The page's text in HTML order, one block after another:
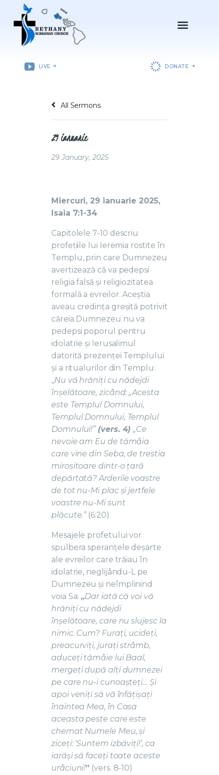
LIVE DONATE
ACASǍ
RESURSE
CONTACT
All Sermons
29 ianuarie
29 January, 2025
Miercuri, 29 ianuarie 2025,
Isaia 7:1-34
Capitolele 7-10 descriu
profețiile lui Ieremia rostite în
Templu, prin care Dumnezeu
avertizează că va pedepsi
religia falsă și religiozitatea
formală a evreilor. Aceștia
aveau credința greșită potrivit
căreia Dumnezeu nu va
pedepsi poporul pentru
idolatrie și Ierusalimul
datorită prezenței Templului
și a ritualurilor din Templu:
,,Nu vă hrăniți cu nădejdi
înșelătoare, zicând: „Acesta
este Templul Domnului,
Templul Domnului, Templul
Domnului!”(vers. 4)„Ce
nevoie am Eu de tămâia
care vine din Seba, de trestia
mirositoare dintr-o țară
depărtată? Arderile voastre
de tot nu-Mi plac și jertfele
voastre nu-Mi sunt
plăcute.”(6:20)
Mesajele profetului vor
spulbera speranțele deșarte
ale evreilor care trăiau în
idolatrie, neglijându-L pe
Dumnezeu și neîmplinind
voia Sa: „Dar iată că voi vă
hrăniți cu nădejdi
înșelătoare, care nu slujesc la
nimic. Cum? Furați, ucideți,
preacurviți, jurați strâmb,
aduceți tămâie lui Baal,
mergeți după alți dumnezei
pe care nu-i cunoașteți… Și
apoi veniți să vă înfățișați
înaintea Mea, în Casa
aceasta peste care este
chemat Numele Meu, și
ziceți: ‘Suntem izbăviți!’, ca
iarăși să faceți toate aceste
urâciuni!” (vers. 8-10)